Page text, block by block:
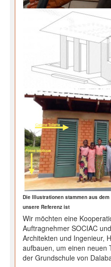
Die Illustrationen stammen aus
unsere Referenz ist
Wir möchten eine
Auftragnehmer SOCIAC
Architekten und Ingenieur,
aufbauen, um einen neuen
der Grundschule von